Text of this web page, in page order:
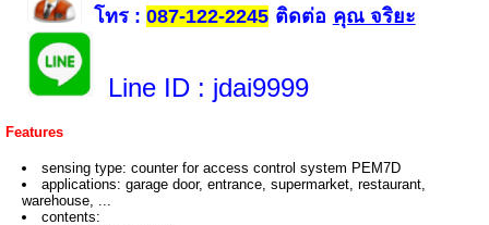
โทร: 087-122-2245ติดต่อ คุณ จริยะ
Line ID : jdai9999
Features
sensing type: counter for access control system PEM7D
applications: garage door, entrance, supermarket, restaurant,
warehouse, ...
contents: